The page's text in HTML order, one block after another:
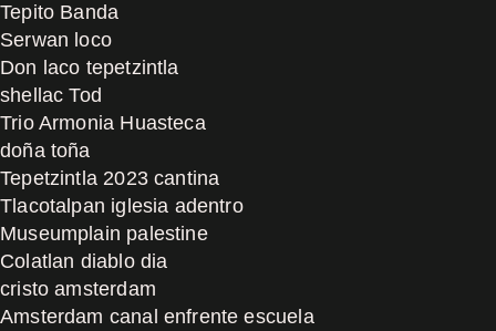
Tepito Banda
Serwan loco
Don laco tepetzintla
shellac Tod
Trio Armonia Huasteca
doña toña
Tepetzintla 2023 cantina
Tlacotalpan iglesia adentro
Museumplain palestine
Colatlan diablo dia
cristo amsterdam
Amsterdam canal enfrente escuela